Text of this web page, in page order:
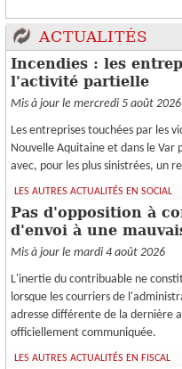
ACTUALITÉS
Incendies : les
l'activité partielle
Mis à jour le mercredi 5 août 2026
Les entreprises touchées par les
Nouvelle Aquitaine et dans le
avec, pour les plus sinistrées, un
LES AUTRES ACTUALITÉS EN SOCIAL
Pas d'opposition à
d'envoi à une
Mis à jour le mardi 4 août 2026
L'inertie du contribuable ne
lorsque les courriers de
adresse différente de la dernière
officiellement communiquée.
LES AUTRES ACTUALITÉS EN FISCAL